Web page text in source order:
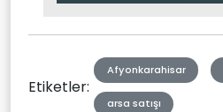
Etiketler:
Afyonkarahisar
arsa satışı